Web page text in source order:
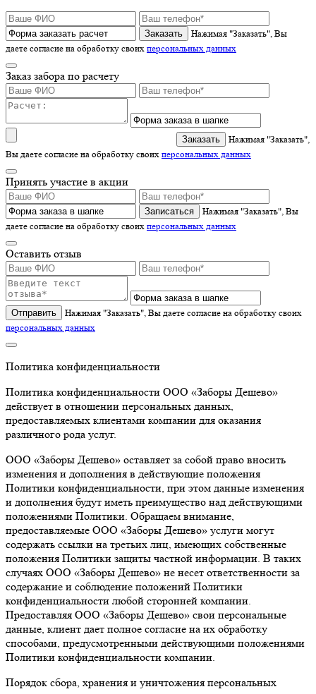
Нажимая "Заказать", Вы
даете согласие на обработку своих персональных данных
Заказ забора по расчету
Нажимая "Заказать",
Вы даете согласие на обработку своих персональных данных
Принять участие в акции
Записаться
Нажимая "Заказать", Вы
даете согласие на обработку своих персональных данных
Оставить отзыв
Отправить
Нажимая "Заказать", Вы даете согласие на обработку своих
персональных данных
Политика конфиденциальности
Политика конфиденциальности ООО «Заборы Дешево»
действует в отношении персональных данных,
предоставляемых клиентами компании для оказания
различного рода услуг.
ООО «Заборы Дешево» оставляет за собой право вносить
изменения и дополнения в действующие положения
Политики конфиденциальности, при этом данные изменения
и дополнения будут иметь преимущество над действующими
положениями Политики. Обращаем внимание,
предоставляемые ООО «Заборы Дешево» услуги могут
содержать ссылки на третьих лиц, имеющих собственные
положения Политики защиты частной информации. В таких
случаях ООО «Заборы Дешево» не несет ответственности за
содержание и соблюдение положений Политики
конфиденциальности любой сторонней компании.
Предоставляя ООО «Заборы Дешево» свои персональные
данные, клиент дает полное согласие на их обработку
способами, предусмотренными действующими положениями
Политики конфиденциальности компании.
Порядок сбора, хранения и уничтожения персональных